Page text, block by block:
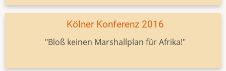
Kölner Konferenz 2016
"Bloß keinen Marshallplan für Afrika!"